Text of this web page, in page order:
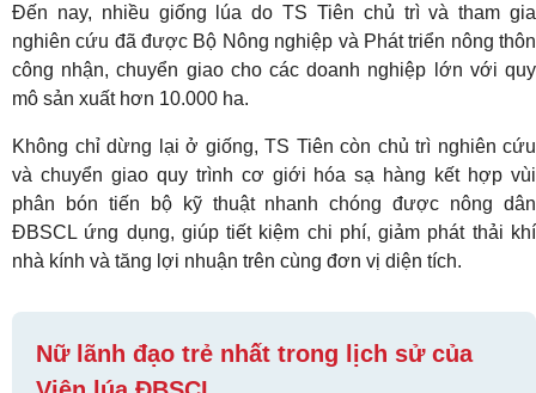
Đến nay, nhiều giống lúa do TS Tiên chủ trì và tham gia
nghiên cứu đã được Bộ Nông nghiệp và Phát triển nông thôn
công nhận, chuyển giao cho các doanh nghiệp lớn với quy
mô sản xuất hơn 10.000 ha.
Không chỉ dừng lại ở giống, TS Tiên còn chủ trì nghiên cứu
và chuyển giao quy trình cơ giới hóa sạ hàng kết hợp vùi
phân bón tiến bộ kỹ thuật nhanh chóng được nông dân
ĐBSCL ứng dụng, giúp tiết kiệm chi phí, giảm phát thải khí
nhà kính và tăng lợi nhuận trên cùng đơn vị diện tích.
Nữ lãnh đạo trẻ nhất trong lịch sử của